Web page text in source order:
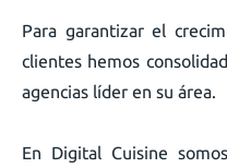
Para garantizar el
clientes hemos
agencias líder en su área.
En Digital Cuisine